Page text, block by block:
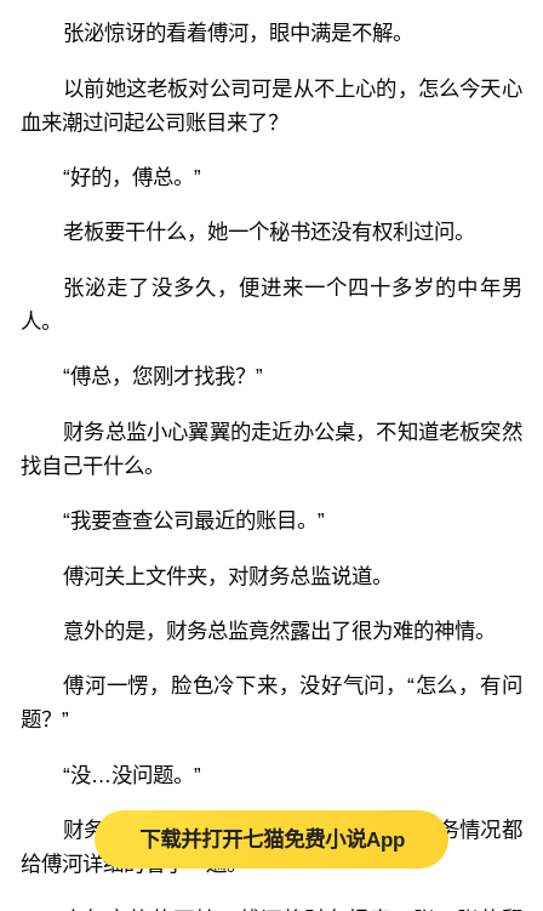
张泌惊讶的看着傅河，眼中满是不解。
以前她这老板对公司可是从不上心的，怎么今天心
血来潮过问起公司账目来了？
“好的，傅总。”
老板要干什么，她一个秘书还没有权利过问。
张泌走了没多久，便进来一个四十多岁的中年男
人。
“傅总，您刚才找我？”
财务总监小心翼翼的走近办公桌，不知道老板突然
找自己干什么。
“我要查查公司最近的账目。”
傅河关上文件夹，对财务总监说道。
意外的是，财务总监竟然露出了很为难的神情。
傅河一愣，脸色冷下来，没好气问，“怎么，有问
题？”
“没…没问题。”
财务总监擦了擦额头的冷汗，将最近的财务情况都
给傅河详细的看了一遍。
下载并打开七猫免费小说App